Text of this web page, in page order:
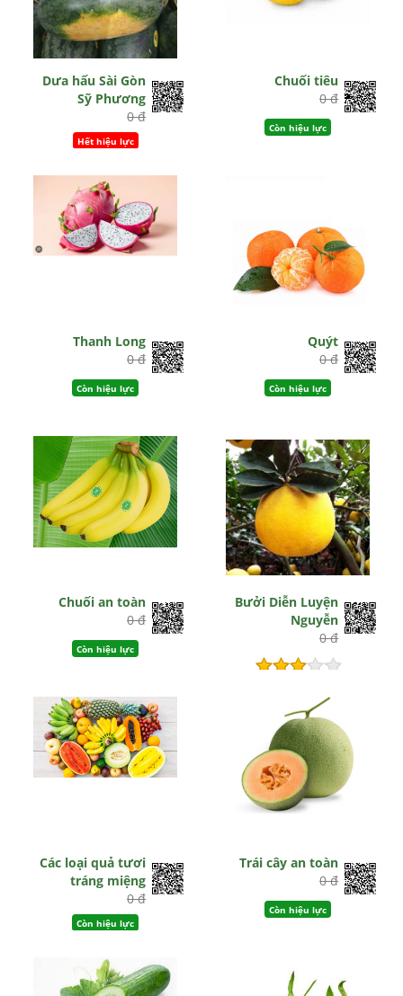
Dưa hấu Sài Gòn
Sỹ Phương
0 đ
Hết hiệu lực
Chuối tiêu
0 đ
Còn hiệu lực
Thanh Long
0 đ
Còn hiệu lực
Quýt
0 đ
Còn hiệu lực
Chuối an toàn
0 đ
Còn hiệu lực
Bưởi Diễn Luyện
Nguyễn
0 đ
Các loại quả tươi
tráng miệng
0 đ
Còn hiệu lực
Trái cây an toàn
0 đ
Còn hiệu lực